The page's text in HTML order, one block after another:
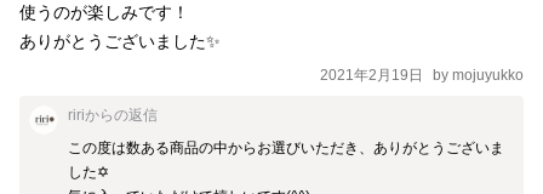
使うのが楽しみです！
2021年2月19日 by mojuyukko
ririからの返信
この度は数ある商品の中からお選びいただき、ありがとうございま
した✡